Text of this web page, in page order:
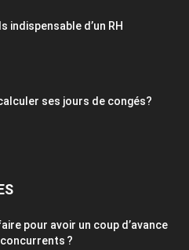
indispensable d’un RH​
ses jours de congés?
pour avoir un coup d’avance
?